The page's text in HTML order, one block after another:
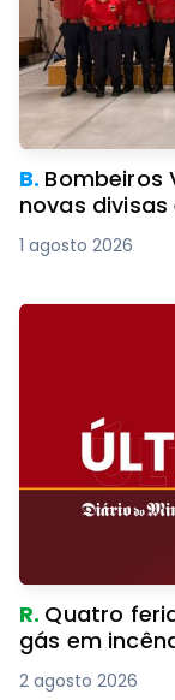
B. Bombeiros
novas
1 agosto 2026
R. Quatro
gás em
2 agosto 2026